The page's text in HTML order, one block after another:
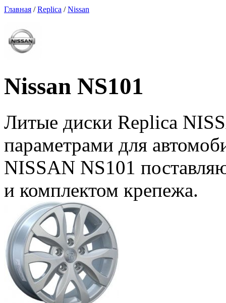
Главная /Replica /Nissan
Nissan NS101
Литые диски Replica
параметрами для
NISSAN NS101
и комплектом крепежа.